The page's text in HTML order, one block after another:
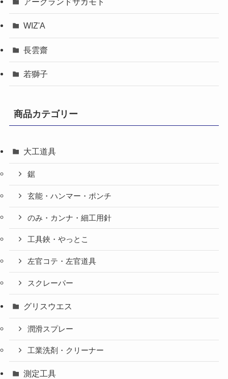
WIZ'A
長雲齋
若獅子
商品カテゴリー
大工道具
鋸
玄能・ハンマー・ポンチ
のみ・カンナ・細工用針
工具鋏・やっとこ
左官コテ・左官道具
スクレーパー
グリスウエス
潤滑スプレー
工業洗剤・クリーナー
測定工具